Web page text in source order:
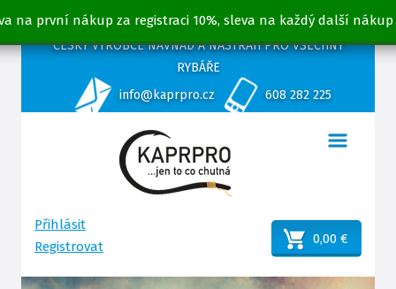
na první nákup za registraci 10%, sleva na každý další nákup
ČESKÝ VÝROBCE NÁVNAD A NÁSTRAH PRO VŠECHNY
RYBÁŘE
info@kaprpro.cz
608 282 225
Přihlásit
Registrovat
0,00 €